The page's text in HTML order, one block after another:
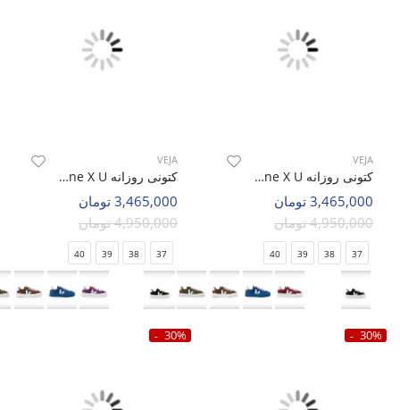
VEJA
کتونی روزانه Unisex VEJA Veja One X U
3,465,000 تومان
4,950,000 تومان
37
38
39
40
VEJA
کتونی روزانه Unisex VEJA Veja One X U
3,465,000 تومان
4,950,000 تومان
37
38
39
40
30%
30%